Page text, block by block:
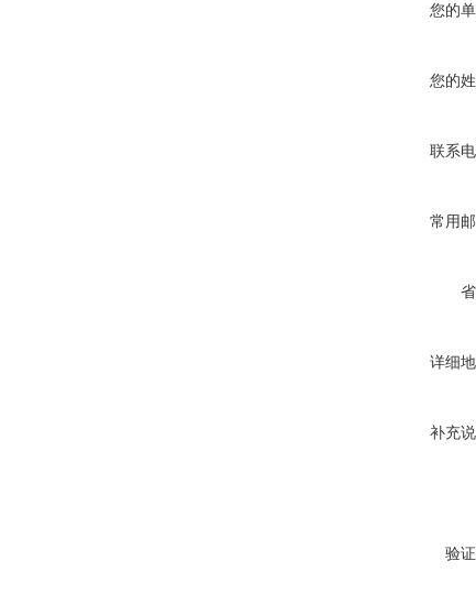
您的单
您的姓
联系电
常用邮
详细地
补充说
验证